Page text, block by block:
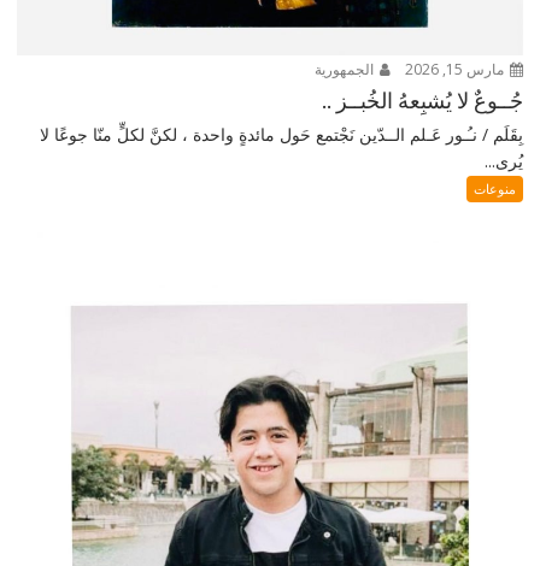
مارس 15, 2026 الجمهورية
جُــوعٌ لا يُشبِعهُ الخُبــز ..
بِقَلَم / نـُـور عَـلم الــدّين نَجْتمع حَول مائدةٍ واحدة ، لكنَّ لكلٍّ منّا جوعًا لا
يُرى...
منوعات